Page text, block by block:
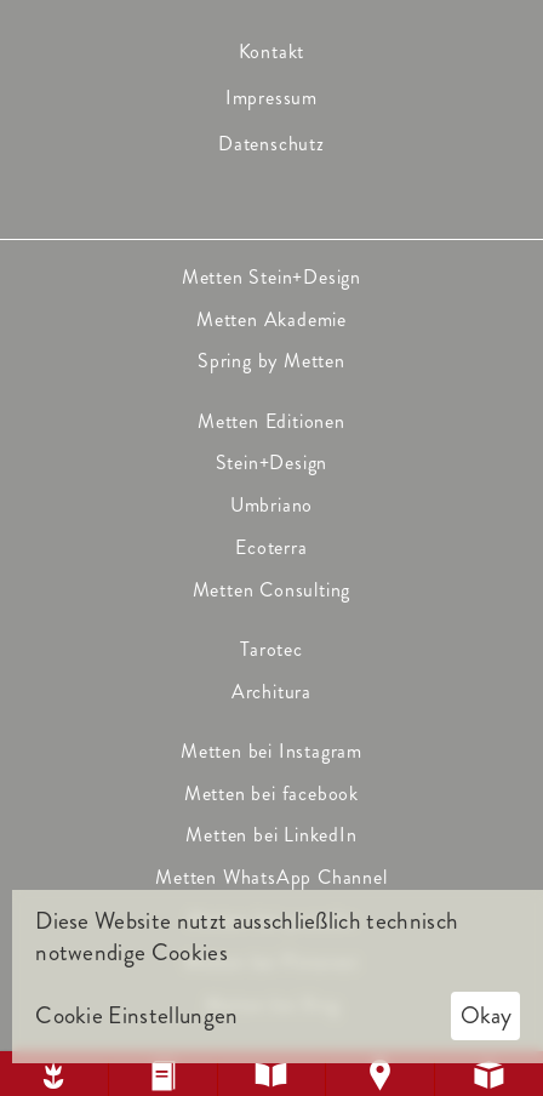
Kontakt
Impressum
Datenschutz
Metten Stein+Design
Metten Akademie
Spring by Metten
Metten Editionen
Stein+Design
Umbriano
Ecoterra
Metten Consulting
Tarotec
Architura
Metten bei Instagram
Metten bei facebook
Metten bei LinkedIn
Metten WhatsApp Channel
Metten bei youtube
Metten bei Pinterest
    
Diese Website nutzt ausschließlich technisch
notwendige Cookies
Cookie Einstellungen
Okay